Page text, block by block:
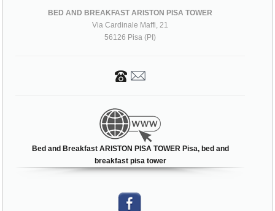
BED AND BREAKFAST ARISTON PISA TOWER
Via Cardinale Maffi, 21
56126 Pisa (PI)
Bed and Breakfast ARISTON PISA TOWER Pisa, bed and
breakfast pisa tower